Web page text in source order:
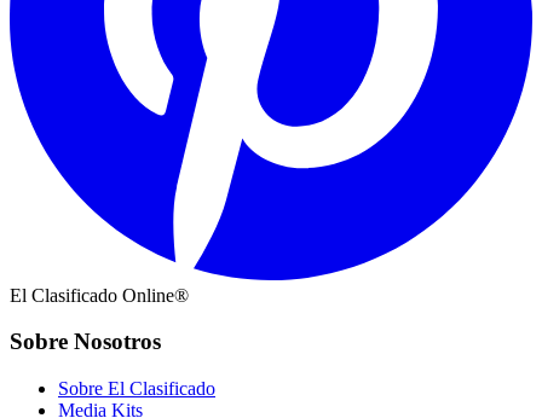
El Clasificado Online®
Sobre Nosotros
Sobre El Clasificado
Media Kits